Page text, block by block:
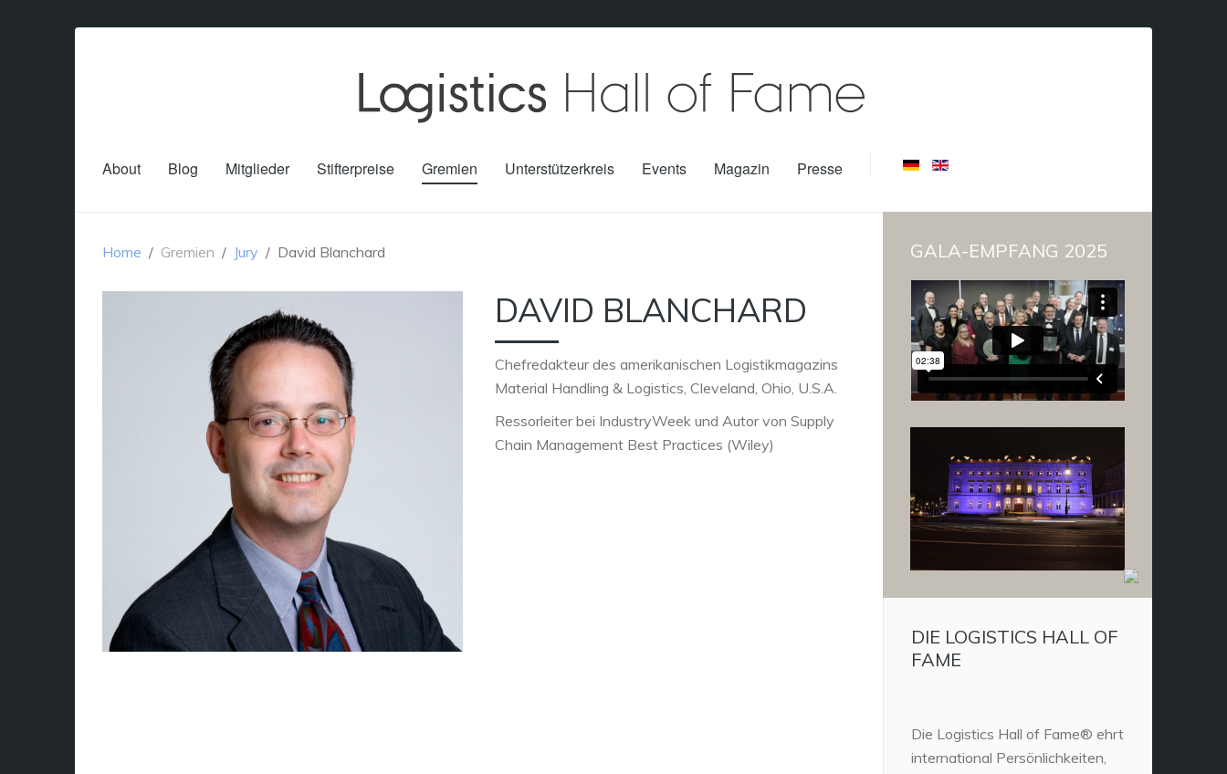
About Blog Mitglieder Stifterpreise Gremien Unterstützerkreis Events Magazin Presse
Home Gremien Jury David Blanchard
DAVID BLANCHARD
Chefredakteur des amerikanischen Logistikmagazins
Material Handling & Logistics, Cleveland, Ohio, U.S.A.
Ressorleiter bei IndustryWeek und Autor von Supply
Chain Management Best Practices (Wiley)
GALA-EMPFANG 2025
DIE LOGISTICS HALL OF
FAME
Die Logistics Hall of Fame® ehrt
international Persönlichkeiten,